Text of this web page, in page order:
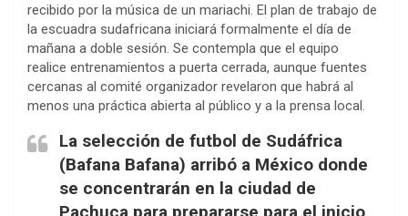
recibido por la música de un mariachi. El plan de trabajo de
la escuadra sudafricana iniciará formalmente el día de
mañana a doble sesión. Se contempla que el equipo
realice entrenamientos a puerta cerrada, aunque fuentes
cercanas al comité organizador revelaron que habrá al
menos una práctica abierta al público y a la prensa local.
La selección de futbol de Sudáfrica
(Bafana Bafana) arribó a México donde
se concentrarán en la ciudad de
Pachuca para prepararse para el inicio